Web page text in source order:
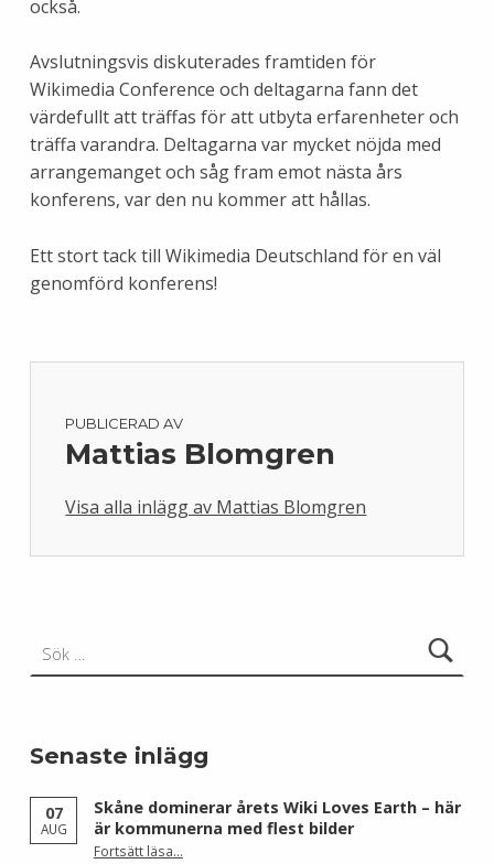
också.
Avslutningsvis diskuterades framtiden för
Wikimedia Conference och deltagarna fann det
värdefullt att träffas för att utbyta erfarenheter och
träffa varandra. Deltagarna var mycket nöjda med
arrangemanget och såg fram emot nästa års
konferens, var den nu kommer att hållas.
Ett stort tack till Wikimedia Deutschland för en väl
genomförd konferens!
PUBLICERAD AV
Mattias Blomgren
Visa alla inlägg av Mattias Blomgren
Skip back to main navigation
Senaste inlägg
07
AUG
Skåne dominerar årets Wiki Loves Earth – här
är kommunerna med flest bilder
Fortsätt läsa“Skåne dominerar årets Wiki Loves Earth – här är kommunerna med flest bilder”
…